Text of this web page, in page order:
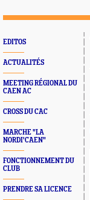
EDITOS
ACTUALITÉS
MEETING RÉGIONAL DU
CAEN AC
CROSS DU CAC
MARCHE "LA
NORDI'CAEN"
FONCTIONNEMENT DU
CLUB
PRENDRE SA LICENCE